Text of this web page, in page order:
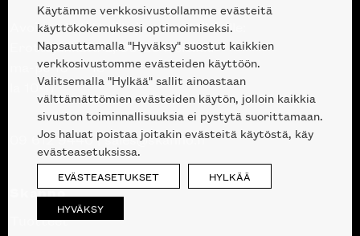
Avoinna kuluttajille ja ammattilaisille:
Erottajankatu 2, 00120 Helsinki
ma-pe 10 — 18
la 10-17
09 612 9440 |sales@skanno.fi
Skanno
Tuotteet
Käytämme verkkosivustollamme evästeitä
käyttökokemuksesi optimoimiseksi.
Napsauttamalla "Hyväksy" suostut kaikkien
verkkosivustomme evästeiden käyttöön.
Valitsemalla "Hylkää" sallit ainoastaan
välttämättömien evästeiden käytön, jolloin kaikkia
sivuston toiminnallisuuksia ei pystytä suorittamaan.
Jos haluat poistaa joitakin evästeitä käytöstä, käy
evästeasetuksissa.
EVÄSTEASETUKSET HYLKÄÄ
HYVÄKSY